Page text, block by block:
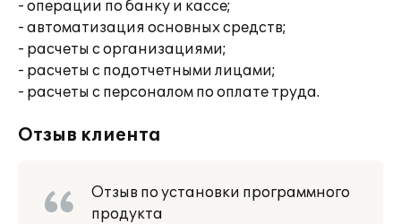
- операции по банку и кассе;
- автоматизация основных средств;
- расчеты с организациями;
- расчеты с подотчетными лицами;
- расчеты с персоналом по оплате труда.
Отзыв клиента
Отзыв по установки программного
продукта